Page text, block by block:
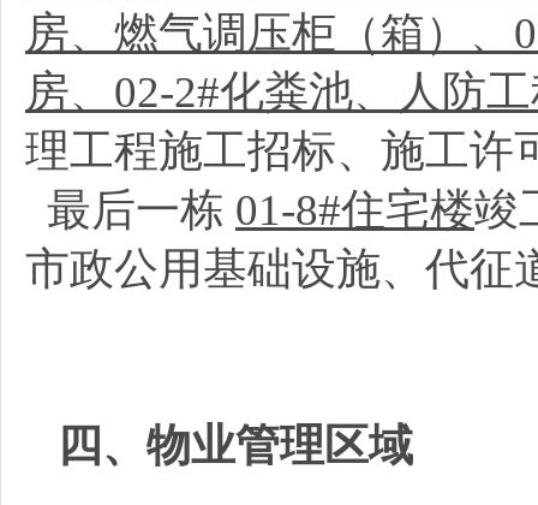
房、燃气调压柜（箱）、
房、02-2#化粪池、人防
理工程施工招标、施工许
最后一栋 01-8#住宅楼竣
市政公用基础设施、代征
四、物业管理区域